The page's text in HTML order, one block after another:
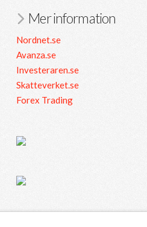
Mer information
Nordnet.se
Avanza.se
Investeraren.se
Skatteverket.se
Forex Trading